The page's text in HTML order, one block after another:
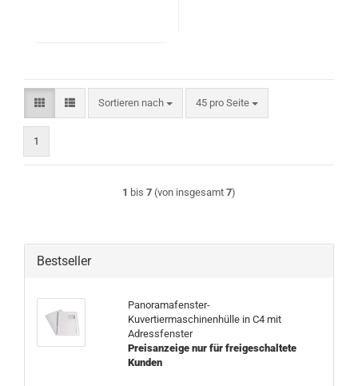
Sortieren nach
Sortieren nach 45 pro Seite
pro Seite
1
1 bis 7 (von insgesamt 7)
Bestseller
Panoramafenster-
Kuvertiermaschinenhülle in C4 mit
Adressfenster
Preisanzeige nur für freigeschaltete
Kunden